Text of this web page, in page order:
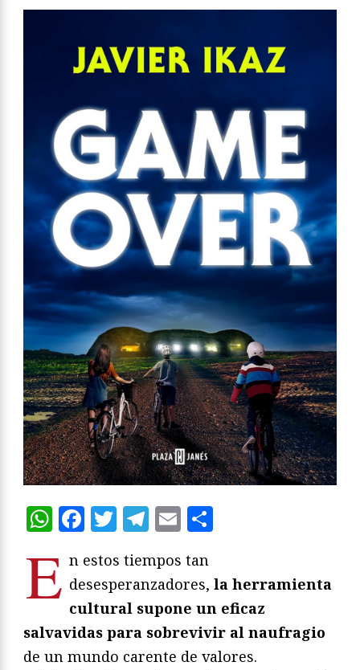
WhatsApp
Facebook
Twitter
Telegram
Email
E n estos tiempos tan
desesperanzadores, la herramienta
cultural supone un eficaz
salvavidas para sobrevivir al naufragio
de un mundo carente de valores.